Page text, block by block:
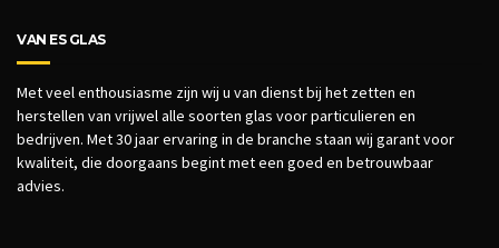
VAN ES GLAS
Met veel enthousiasme zijn wij u van dienst bij het zetten en
herstellen van vrijwel alle soorten glas voor particulieren en
bedrijven. Met 30 jaar ervaring in de branche staan wij garant voor
kwaliteit, die doorgaans begint met een goed en betrouwbaar
advies.